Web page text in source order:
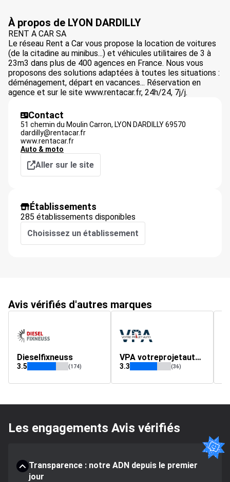
À propos de LYON DARDILLY
RENT A CAR SA
Le réseau Rent a Car vous propose la location de voitures
(de la citadine au minibus...) et véhicules utilitaires de 3 à
23m3 dans plus de 400 agences en France. Nous vous
proposons des solutions adaptées à toutes les situations :
déménagement, départ en vacances... Réservation en
agence et sur le site www.rentacar.fr, 24h/24, 7j/j.
Contact
51 chemin du Moulin Carron, LYON DARDILLY69570
dardilly@rentacar.fr
www.rentacar.fr
Auto & moto
Aller sur le site
Établissements
285 établissements disponibles
Choisissez un établissement
Avis vérifiés d'autres marques
Dieselfixneuss
3.5 (174)
VPA votreprojetauto.fr
3.3 (36)
Les engagements Avis vérifiés
Transparence : notre ADN depuis le premier
jour